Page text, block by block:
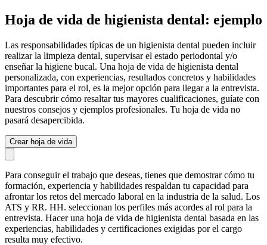
Hoja de vida de higienista dental: ejemplo
Las responsabilidades típicas de un higienista dental pueden incluir
realizar la limpieza dental, supervisar el estado periodontal y/o
enseñar la higiene bucal. Una hoja de vida de higienista dental
personalizada, con experiencias, resultados concretos y habilidades
importantes para el rol, es la mejor opción para llegar a la entrevista.
Para descubrir cómo resaltar tus mayores cualificaciones, guíate con
nuestros consejos y ejemplos profesionales. Tu hoja de vida no
pasará desapercibida.
Crear hoja de vida
Para conseguir el trabajo que deseas, tienes que demostrar cómo tu
formación, experiencia y habilidades respaldan tu capacidad para
afrontar los retos del mercado laboral en la industria de la salud. Los
ATS y RR. HH. seleccionan los perfiles más acordes al rol para la
entrevista. Hacer una hoja de vida de higienista dental basada en las
experiencias, habilidades y certificaciones exigidas por el cargo
resulta muy efectivo.